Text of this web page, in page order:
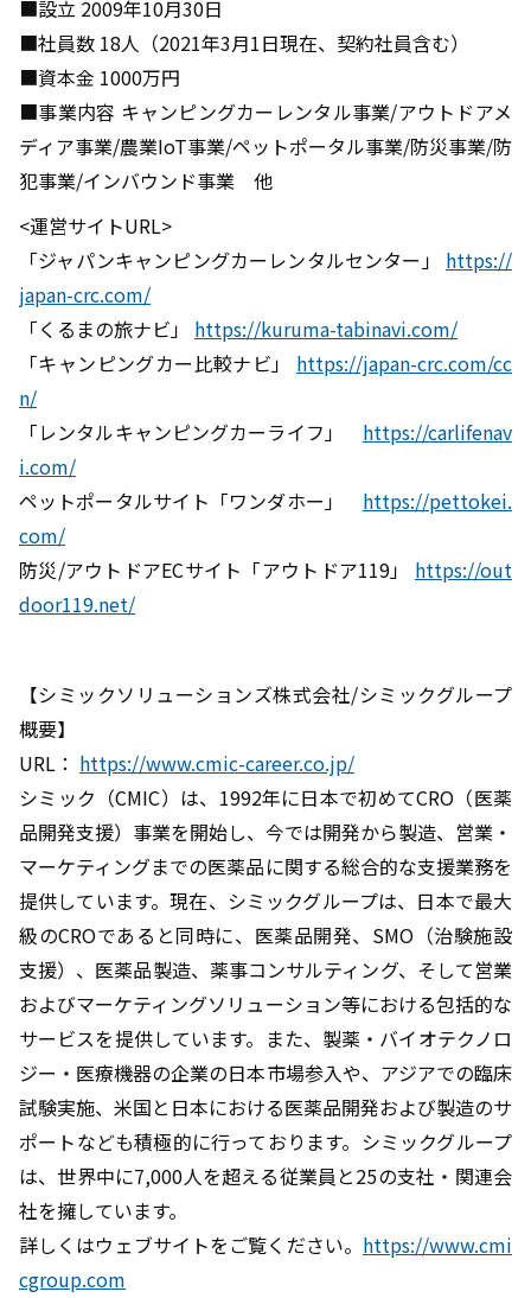
■設立 2009年10月30日
■社員数 18人（2021年3月1日現在、契約社員含む）
■資本金 1000万円
■事業内容 キャンピングカーレンタル事業/アウトドアメ
ディア事業/農業IoT事業/ペットポータル事業/防災事業/防
犯事業/インバウンド事業 他
<運営サイトURL>
「ジャパンキャンピングカーレンタルセンター」 https://
japan-crc.com/
「くるまの旅ナビ」 https://kuruma-tabinavi.com/
「キャンピングカー比較ナビ」 https://japan-crc.com/cc
n/
「レンタルキャンピングカーライフ」 https://carlifenav
i.com/
ペットポータルサイト「ワンダホー」 https://pettokei.
com/
防災/アウトドアECサイト「アウトドア119」 https://out
door119.net/
【シミックソリューションズ株式会社/シミックグループ
概要】
URL： https://www.cmic-career.co.jp/
シミック（CMIC）は、1992年に日本で初めてCRO（医薬
品開発支援）事業を開始し、今では開発から製造、営業・
マーケティングまでの医薬品に関する総合的な支援業務を
提供しています。現在、シミックグループは、日本で最大
級のCROであると同時に、医薬品開発、SMO（治験施設
支援）、医薬品製造、薬事コンサルティング、そして営業
およびマーケティングソリューション等における包括的な
サービスを提供しています。また、製薬・バイオテクノロ
ジー・医療機器の企業の日本市場参入や、アジアでの臨床
試験実施、米国と日本における医薬品開発および製造のサ
ポートなども積極的に行っております。シミックグループ
は、世界中に7,000人を超える従業員と25の支社・関連会
社を擁しています。
詳しくはウェブサイトをご覧ください。 https://www.cmi
cgroup.com